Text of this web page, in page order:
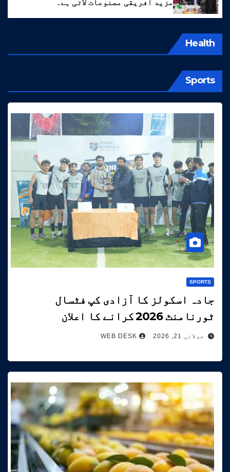
مزید افریقی مصنوعات لاتی ہے۔
Health
Sports
SPORTS
جادہ اسکولز کا آزادی کپ فٹسال
ٹورنامنٹ 2026 کرانے کا اعلان
جولائی 21, 2026 WEB DESK